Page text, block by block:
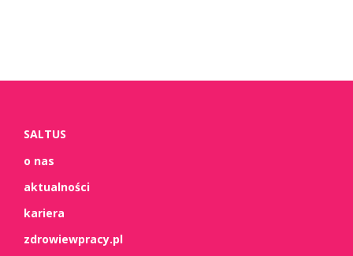
SALTUS
o nas
aktualności
kariera
zdrowiewpracy.pl